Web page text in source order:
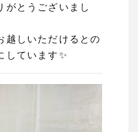
がとうございまし
越しいただけるとの
しています✨